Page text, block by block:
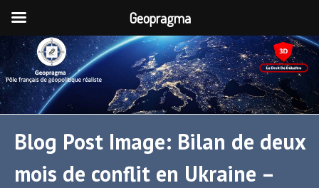
Blog Post Image: Bilan de deux
mois de conflit en Ukraine –
Geopragma